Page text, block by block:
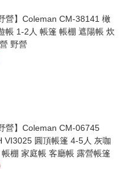
營】Coleman CM-38141 橄
帳 1-2人 帳篷 帳棚 遮陽帳 炊
野營
營】Coleman CM-06745
VI3025 圓頂帳篷 4-5人 灰咖
棚 家庭帳 客廳帳 露營帳篷